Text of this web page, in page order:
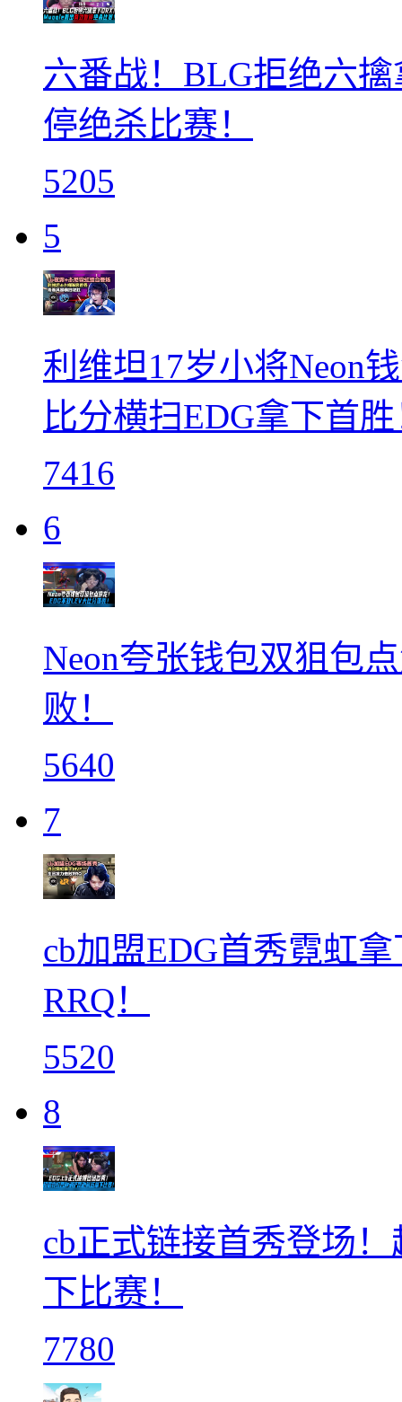
六番战！BLG拒绝六
停绝杀比赛！
5205
5
利维坦17岁小将Neon
比分横扫EDG拿下首
7416
6
Neon夸张钱包双狙包
败！
5640
7
cb加盟EDG首秀霓虹
RRQ！
5520
8
cb正式链接首秀登场
下比赛！
7780